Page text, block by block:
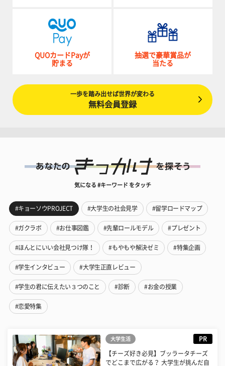
QUOカードPayが
貯まる
抽選で豪華賞品が
当たる
一歩を踏み出せば世界が変わる
無料会員登録
気になる #キーワード をタッチ
#キョーソウPROJECT #大学生の社会見学 #留学ロードマップ
#ガクラボ #お仕事図鑑 #先輩ロールモデル #プレゼント
#ほんとにいい会社見つけ隊！ #もやもや解決ゼミ #特集企画
#学生インタビュー #大学生正直レビュー
#学生の君に伝えたい３つのこと #診断 #お金の授業
#恋愛特集
大学生活 PR
【チーズ好き必見】ブッラータチーズ
でどこまで広がる？ 大学生が挑んだ自